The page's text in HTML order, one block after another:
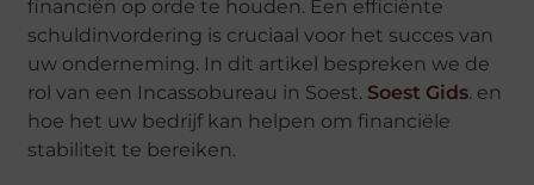
financiën op orde te houden. Een efficiënte
schuldinvordering is cruciaal voor het succes van
uw onderneming. In dit artikel bespreken we de
rol van een Incassobureau in Soest. Soest Gids. en
hoe het uw bedrijf kan helpen om financiële
stabiliteit te bereiken.